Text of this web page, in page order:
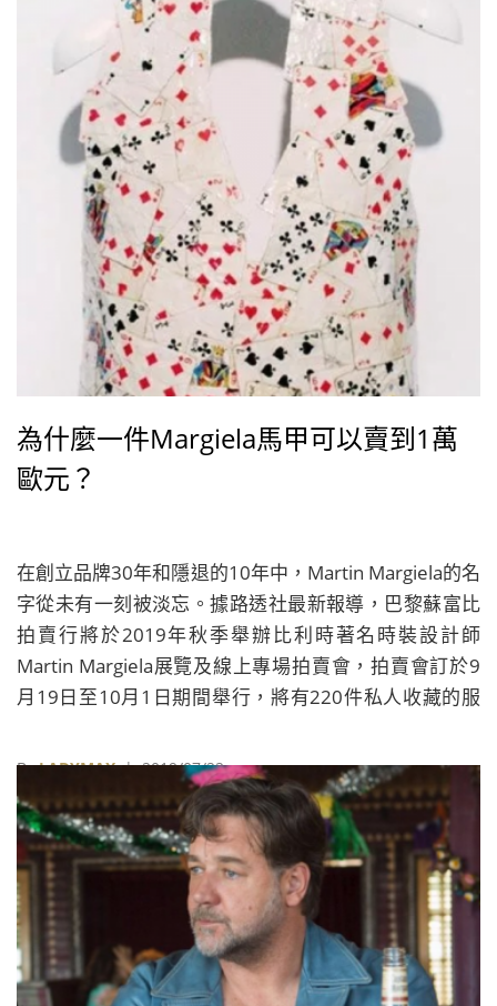
為什麼一件Margiela馬甲可以賣到1萬
歐元？
在創立品牌30年和隱退的10年中，Martin Margiela的名
字從未有一刻被淡忘。據路透社最新報導，巴黎蘇富比
拍賣行將於2019年秋季舉辦比利時著名時裝設計師
Martin Margiela展覽及線上專場拍賣會，拍賣會訂於9
月19日至10月1日期間舉行，將有220件私人收藏的服
2006年為止產出過的罕見男女服飾。
ByLADYMAX| 2019/07/22